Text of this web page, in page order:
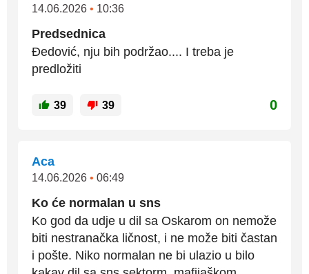
14.06.2026 • 10:36
Predsednica
Đedović, nju bih podržao.... I treba je
predložiti
39 39 0
Aca
14.06.2026 • 06:49
Ko će normalan u sns
Ko god da udje u dil sa Oskarom on nemože
biti nestranačka ličnost, i ne može biti častan
i pošte. Niko normalan ne bi ulazio u bilo